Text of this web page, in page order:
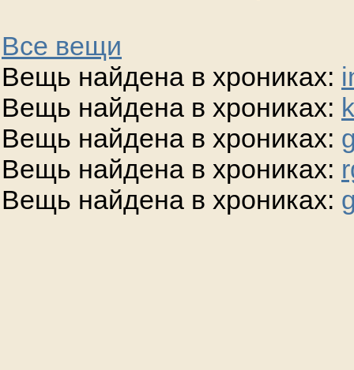
Все вещи
Вещь найдена в хрониках:
Вещь найдена в хрониках:
Вещь найдена в хрониках:
Вещь найдена в хрониках:
Вещь найдена в хрониках: